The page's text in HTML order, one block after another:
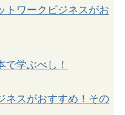
トワークビジネスがお
で学ぶべし！
ネスがおすすめ！その